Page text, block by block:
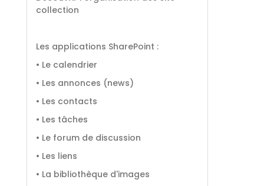
collection
Les applications SharePoint :
• Le calendrier
• Les annonces (news)
• Les contacts
• Les tâches
• Le forum de discussion
• Les liens
• La bibliothèque d'images